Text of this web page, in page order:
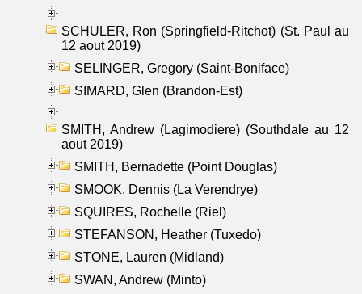
SCHULER, Ron (Springfield-Ritchot) (St. Paul au
12 aout 2019)
SELINGER, Gregory (Saint-Boniface)
SIMARD, Glen (Brandon-Est)
SMITH, Andrew (Lagimodiere) (Southdale au 12
aout 2019)
SMITH, Bernadette (Point Douglas)
SMOOK, Dennis (La Verendrye)
SQUIRES, Rochelle (Riel)
STEFANSON, Heather (Tuxedo)
STONE, Lauren (Midland)
SWAN, Andrew (Minto)